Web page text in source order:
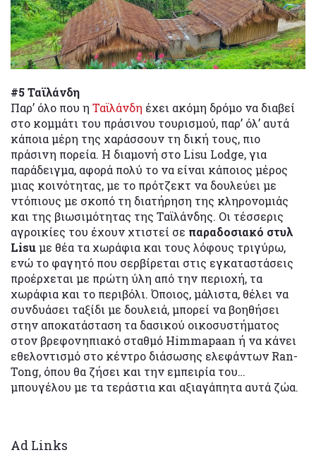
#5 Ταϊλάνδη
Παρ’ όλο που η Ταϊλάνδη έχει ακόμη δρόμο να διαβεί
στο κομμάτι του πράσινου τουρισμού, παρ’ όλ’ αυτά
κάποια μέρη της χαράσσουν τη δική τους, πιο
πράσινη πορεία. Η διαμονή στο Lisu Lodge, για
παράδειγμα, αφορά πολύ το να είναι κάποιος μέρος
μιας κοινότητας, με το πρότζεκτ να δουλεύει με
ντόπιους με σκοπό τη διατήρηση της κληρονομιάς
και της βιωσιμότητας της Ταϊλάνδης. Οι τέσσερις
αγροικίες του έχουν χτιστεί σε παραδοσιακό στυλ
Lisuμε θέα τα χωράφια και τους λόφους τριγύρω,
ενώ το φαγητό που σερβίρεται στις εγκαταστάσεις
προέρχεται με πρώτη ύλη από την περιοχή, τα
χωράφια και το περιβόλι. Όποιος, μάλιστα, θέλει να
συνδυάσει ταξίδι με δουλειά, μπορεί να βοηθήσει
στην αποκατάσταση τα δασικού οικοσυστήματος
στον βρεφονηπιακό σταθμό Himmapaan ή να κάνει
εθελοντισμό στο κέντρο διάσωσης ελεφάντων Ran-
Tong, όπου θα ζήσει και την εμπειρία του…
μπουγέλου με τα τεράστια και αξιαγάπητα αυτά ζώα.
Ad Links